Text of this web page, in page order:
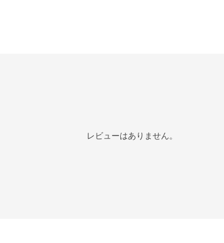
レビューはありません。